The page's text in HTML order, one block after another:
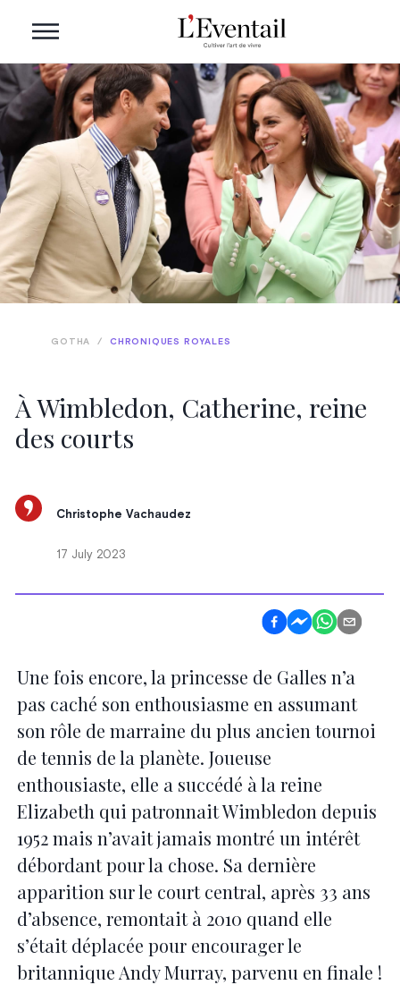
À Wimbledon, Catherine, reine
des courts
GOTHA / CHRONIQUES ROYALES
Christophe Vachaudez
17 July 2023
Une fois encore, la princesse de Galles n’a
pas caché son enthousiasme en assumant
son rôle de marraine du plus ancien tournoi
de tennis de la planète. Joueuse
enthousiaste, elle a succédé à la reine
Elizabeth qui patronnait Wimbledon depuis
1952 mais n’avait jamais montré un intérêt
débordant pour la chose. Sa dernière
apparition sur le court central, après 33 ans
d’absence, remontait à 2010 quand elle
s’était déplacée pour encourager le
britannique Andy Murray, parvenu en finale !